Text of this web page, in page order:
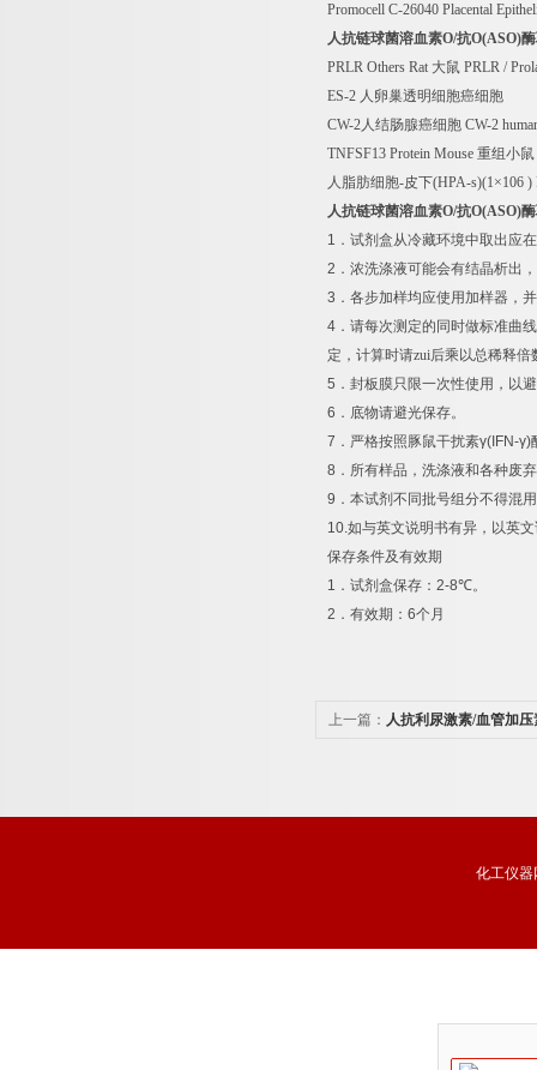
Promocell C-26040 Placental
人抗链球菌溶血素O/抗O(ASO)
PRLR Others Rat 大鼠 PRLR /
ES-2 人卵巢透明细胞癌细胞
CW-2人结肠腺癌细胞 CW-2
TNFSF13 Protein Mouse 重组小鼠
人脂肪细胞-皮下(HPA-s)(1×106 )
人抗链球菌溶血素O/抗O(ASO)
1 ．试剂盒从冷藏环境中取出应
2 ．浓洗涤液可能会有结晶析出
3 ．各步加样均应使用加样器，
4 ．请每次测定的同时做标准曲
定，计算时请zui后乘以总稀释倍
5 ．封板膜只限一次性使用，以
6 ．底物请避光保存。
7 ．严格按照豚鼠干扰素γ(IFN-γ)
8 ．所有样品，洗涤液和各种废
9 ．本试剂不同批号组分不得混
10.如与英文说明书有异，以英
保存条件及有效期
1 ．试剂盒保存： 2-8℃。
2 ．有效期： 6个月
上一篇： 人抗利尿激素/血管加
化工仪器